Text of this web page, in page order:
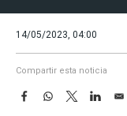
14/05/2023, 04:00
Compartir esta noticia
F
W
T
w
L
E